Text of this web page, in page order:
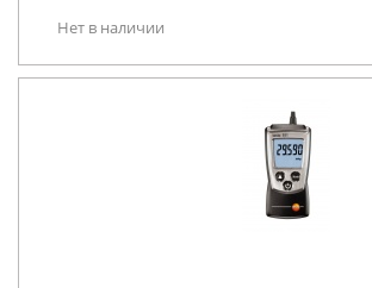
Нет в наличии